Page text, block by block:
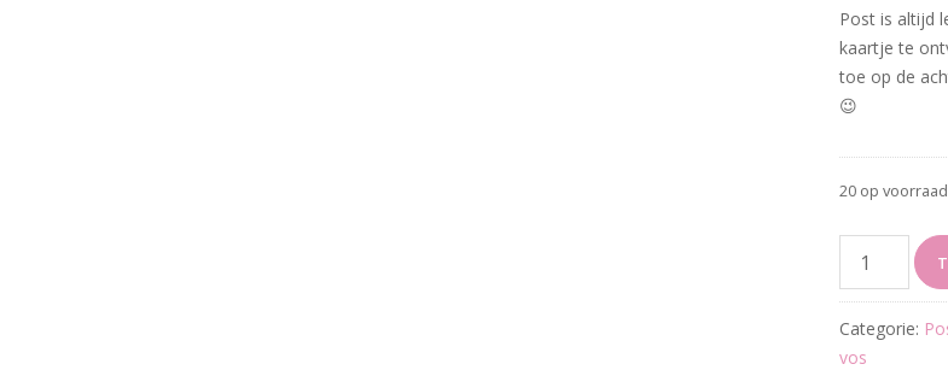
Post is altijd
kaartje te
toe op de
😉
20 op voorraad
Webbs
aantal
Categorie:
vos